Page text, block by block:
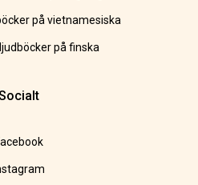
på vietnamesiska
på finska